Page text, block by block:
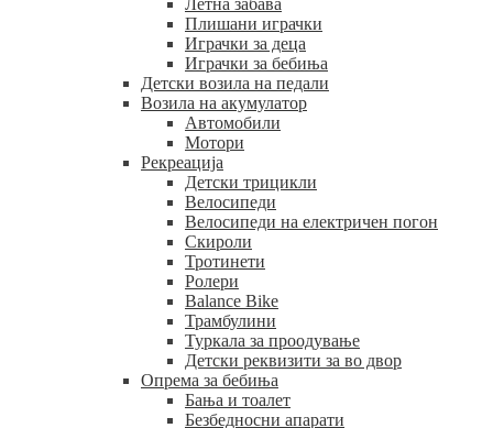
Летна забава
Плишани играчки
Играчки за деца
Играчки за бебиња
Детски возила на педали
Возила на акумулатор
Автомобили
Мотори
Рекреација
Детски трицикли
Велосипеди
Велосипеди на електричен погон
Скироли
Тротинети
Ролери
Balance Bike
Трамбулини
Туркала за проодување
Детски реквизити за во двор
Опрема за бебиња
Бања и тоалет
Безбедносни апарати